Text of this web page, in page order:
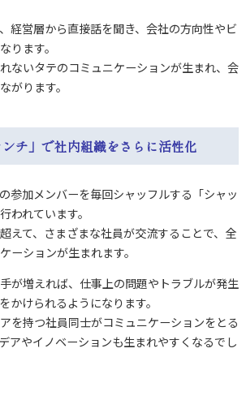
経営層から直接話を聞き、会社の方向性やビ
ります。
ないタテのコミュニケーションが生まれ、会
がります。
チ」で社内組織をさらに活性化
参加メンバーを毎回シャッフルする「シャッ
われています。
えて、さまざまな社員が交流することで、全
ーションが生まれます。
が増えれば、仕事上の問題やトラブルが発生
かけられるようになります。
を持つ社員同士がコミュニケーションをとる
アやイノベーションも生まれやすくなるでし